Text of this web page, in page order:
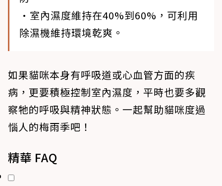
•室內濕度維持在40%到60%，可利用
除濕機維持環境乾爽。
如果貓咪本身有呼吸道或心血管方面的疾
病，更要積極控制室內濕度，平時也要多觀
察牠的呼吸與精神狀態。一起幫助貓咪度過
惱人的梅雨季吧！
精華 FAQ